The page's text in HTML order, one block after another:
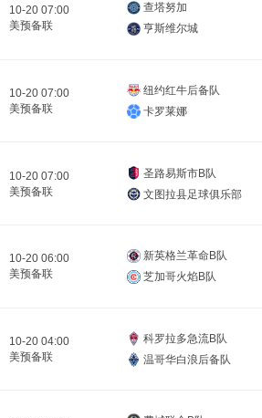
10-20 07:00
美预备联
查塔努加
亨斯维尔城
10-20 07:00
美预备联
纽约红牛后备队
卡罗莱娜
10-20 07:00
美预备联
圣路易斯市B队
文图拉县足球俱乐部
10-20 06:00
美预备联
新英格兰革命B队
芝加哥火焰B队
10-20 04:00
美预备联
科罗拉多急流B队
温哥华白浪后备队